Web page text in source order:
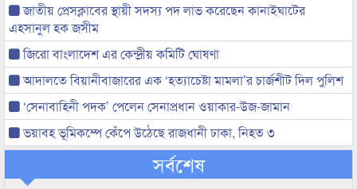
জাতীয় প্রেসক্লাবের স্থায়ী সদস্য পদ লাভ করেছেন কানাইঘাটের
এহসানুল হক জসীম
জিরো বাংলাদেশ এর কেন্দ্রীয় কমিটি ঘোষণা
আদালতে বিয়ানীবাজারের এক ‘হত্যাচেষ্টা মামলা’র চার্জশীট দিল পুলিশ
‘সেনাবাহিনী পদক’ পেলেন সেনাপ্রধান ওয়াকার-উজ-জামান
ভয়াবহ ভূমিকম্পে কেঁপে উঠেছে রাজধানী ঢাকা, নিহত ৩
সর্বশেষ